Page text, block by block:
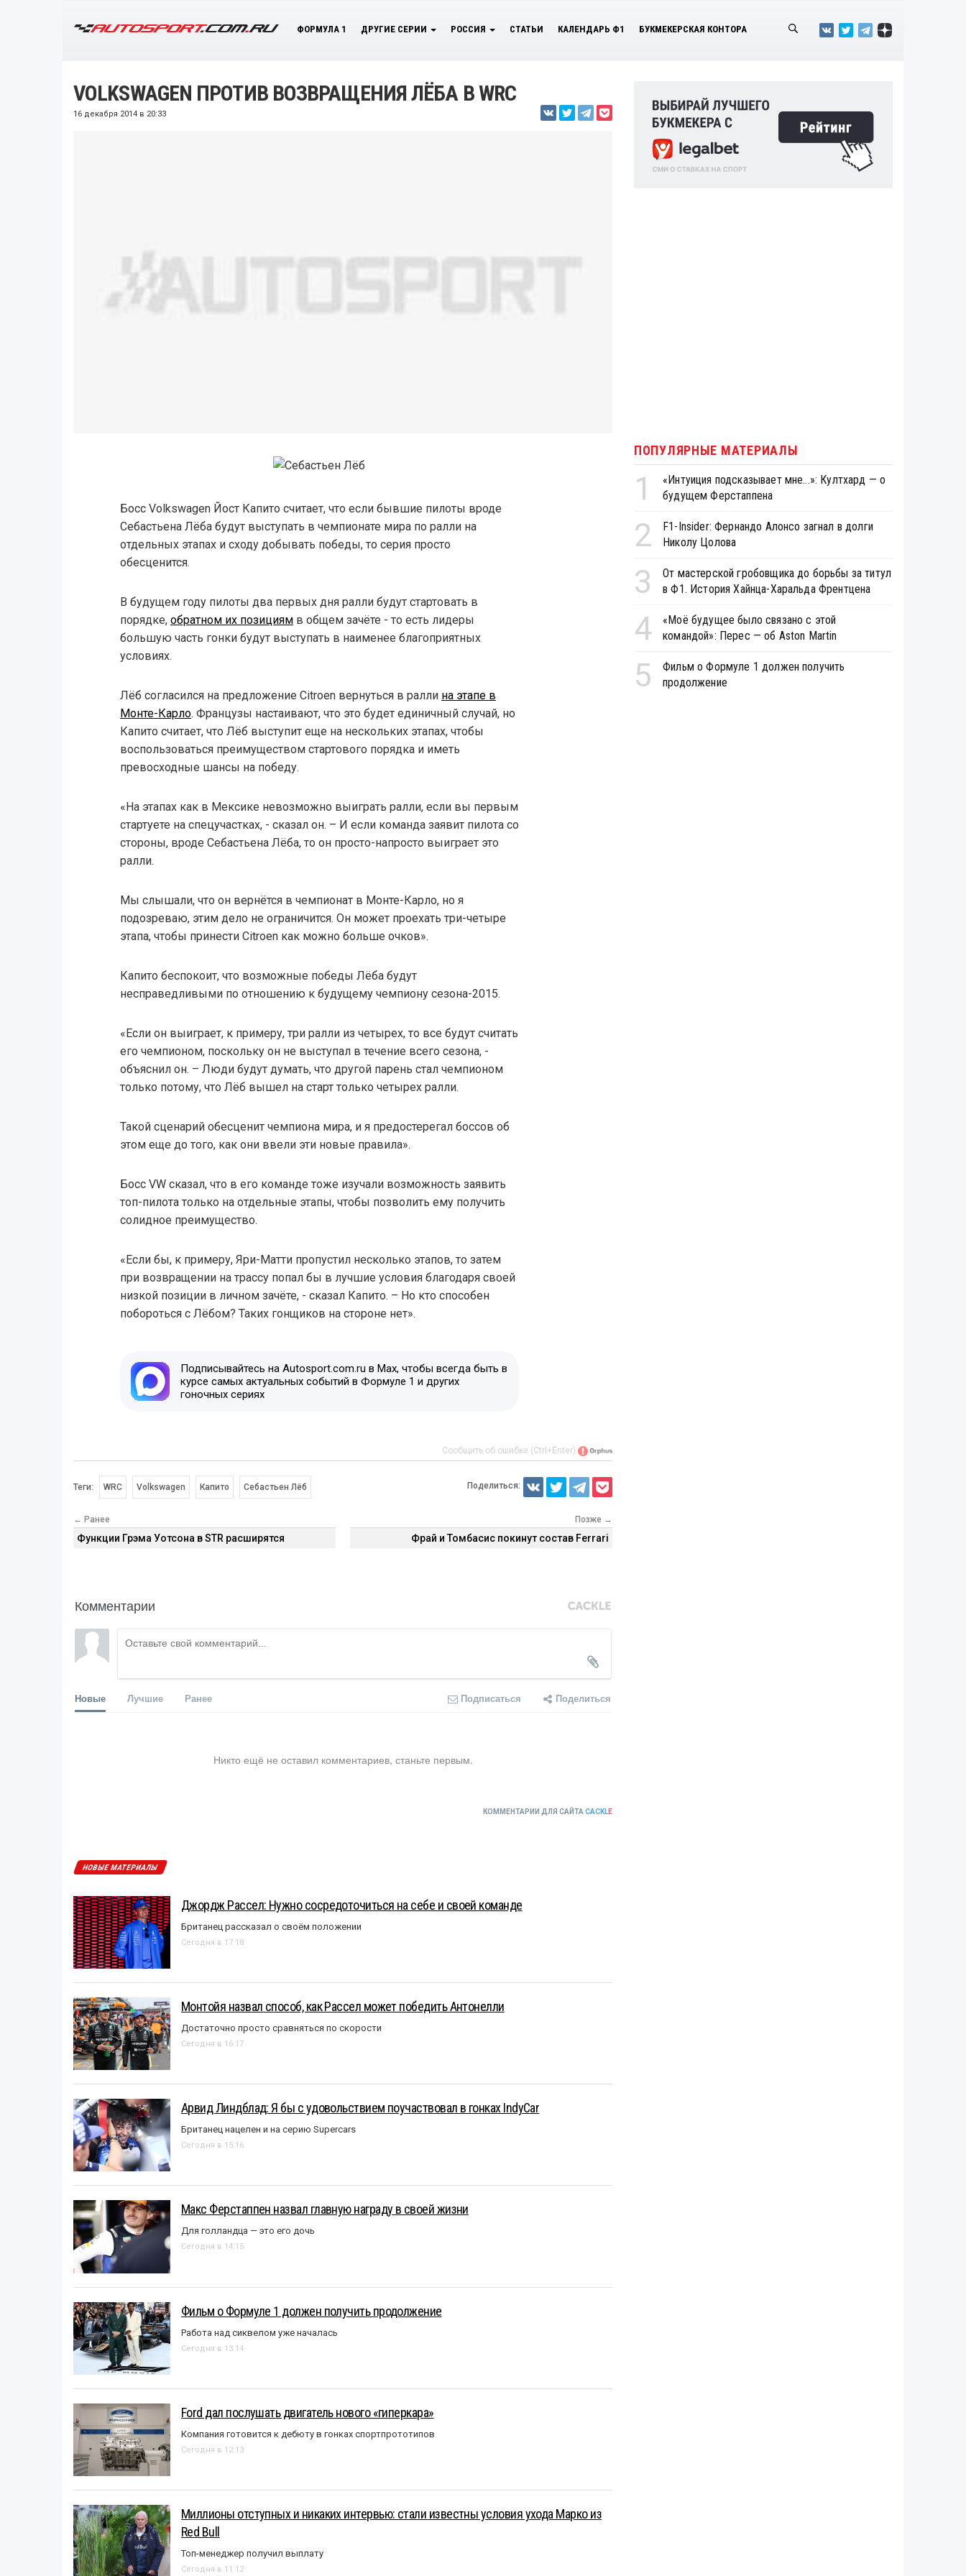
ФОРМУЛА 1 ДРУГИЕ СЕРИИ РОССИЯ СТАТЬИ КАЛЕНДАРЬ Ф1 БУКМЕКЕРСКАЯ КОНТОРА
VOLKSWAGEN ПРОТИВ ВОЗВРАЩЕНИЯ ЛЁБА В WRC
16 декабря 2014 в 20:33
Босс Volkswagen Йост Капито считает, что если бывшие пилоты вроде
Себастьена Лёба будут выступать в чемпионате мира по ралли на
отдельных этапах и сходу добывать победы, то серия просто
обесценится.
В будущем году пилоты два первых дня ралли будут стартовать в
порядке, обратном их позициямв общем зачёте - то есть лидеры
большую часть гонки будут выступать в наименее благоприятных
условиях.
Лёб согласился на предложение Citroen вернуться в ралли на этапе в
Монте-Карло. Французы настаивают, что это будет единичный случай, но
Капито считает, что Лёб выступит еще на нескольких этапах, чтобы
воспользоваться преимуществом стартового порядка и иметь
превосходные шансы на победу.
«На этапах как в Мексике невозможно выиграть ралли, если вы первым
стартуете на спецучастках, - сказал он. – И если команда заявит пилота со
стороны, вроде Себастьена Лёба, то он просто-напросто выиграет это
ралли.
Мы слышали, что он вернётся в чемпионат в Монте-Карло, но я
подозреваю, этим дело не ограничится. Он может проехать три-четыре
этапа, чтобы принести Citroen как можно больше очков».
Капито беспокоит, что возможные победы Лёба будут
несправедливыми по отношению к будущему чемпиону сезона-2015.
«Если он выиграет, к примеру, три ралли из четырех, то все будут считать
его чемпионом, поскольку он не выступал в течение всего сезона, -
объяснил он. – Люди будут думать, что другой парень стал чемпионом
только потому, что Лёб вышел на старт только четырех ралли.
Такой сценарий обесценит чемпиона мира, и я предостерегал боссов об
этом еще до того, как они ввели эти новые правила».
Босс VW сказал, что в его команде тоже изучали возможность заявить
топ-пилота только на отдельные этапы, чтобы позволить ему получить
солидное преимущество.
«Если бы, к примеру, Яри-Матти пропустил несколько этапов, то затем
при возвращении на трассу попал бы в лучшие условия благодаря своей
низкой позиции в личном зачёте, - сказал Капито. – Но кто способен
побороться с Лёбом? Таких гонщиков на стороне нет».
Подписывайтесь на Autosport.com.ru в Max, чтобы всегда быть в
курсе самых актуальных событий в Формуле 1 и других
гоночных сериях
Сообщить об ошибке (Ctrl+Enter)
Теги: WRC Volkswagen Капито Себастьен Лёб Поделиться:
← Ранее
Функции Грэма Уотсона в STR расширятся
Позже →
Фрай и Томбасис покинут состав Ferrari
Комментарии
Новые Лучшие Ранее Подписаться Поделиться
Никто ещё не оставил комментариев, станьте первым.
КОММЕНТАРИИ ДЛЯ САЙТА CACKLE
НОВЫЕ МАТЕРИАЛЫ
Джордж Рассел: Нужно сосредоточиться на себе и своей команде
Британец рассказал о своём положении
Сегодня в 17:18
Монтойя назвал способ, как Рассел может победить Антонелли
Достаточно просто сравняться по скорости
Сегодня в 16:17
Арвид Линдблад: Я бы с удовольствием поучаствовал в гонках IndyCar
Британец нацелен и на серию Supercars
Сегодня в 15:16
Макс Ферстаппен назвал главную награду в своей жизни
Для голландца — это его дочь
Сегодня в 14:15
Фильм о Формуле 1 должен получить продолжение
Работа над сиквелом уже началась
Сегодня в 13:14
Ford дал послушать двигатель нового «гиперкара»
Компания готовится к дебюту в гонках спортпрототипов
Сегодня в 12:13
Миллионы отступных и никаких интервью: стали известны условия ухода Марко из
Red Bull
Топ-менеджер получил выплату
Сегодня в 11:12
ПОПУЛЯРНЫЕ МАТЕРИАЛЫ
1
«Интуиция подсказывает мне...»: Култхард — о
будущем Ферстаппена
2
F1-Insider: Фернандо Алонсо загнал в долги
Николу Цолова
3
От мастерской гробовщика до борьбы за титул
в Ф1. История Хайнца-Харальда Френтцена
4
«Моё будущее было связано с этой
командой»: Перес — об Aston Martin
5
Фильм о Формуле 1 должен получить
продолжение